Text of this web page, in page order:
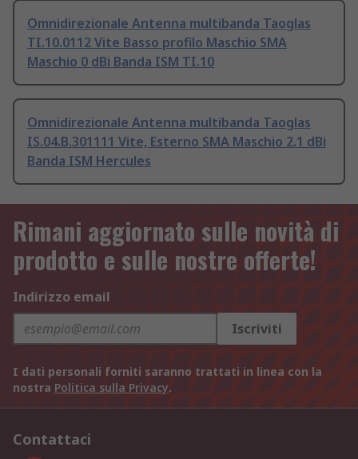
Omnidirezionale Antenna multibanda Taoglas
TI.10.0112 Vite Basso profilo Maschio SMA
Maschio 0 dBi Banda ISM TI.10
Omnidirezionale Antenna multibanda Taoglas
IS.04.B.301111 Vite, Esterno SMA Maschio 2.1 dBi
Banda ISM Hercules
Rimani aggiornato sulle novità di
prodotto e sulle nostre offerte!
Indirizzo email
Iscriviti
I dati personali forniti saranno trattati in linea con la
nostra Politica sulla Privacy.
Contattaci